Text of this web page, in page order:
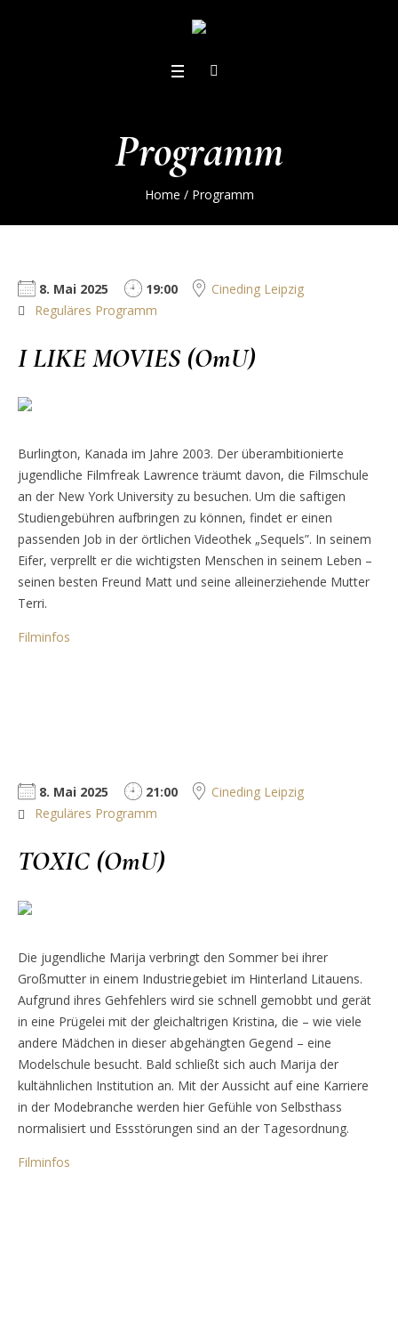
Programm
Home / Programm
8. Mai 2025 19:00
Cineding Leipzig
Reguläres Programm
I LIKE MOVIES (OmU)
Burlington, Kanada im Jahre 2003. Der überambitionierte
jugendliche Filmfreak Lawrence träumt davon, die Filmschule
an der New York University zu besuchen. Um die saftigen
Studiengebühren aufbringen zu können, findet er einen
passenden Job in der örtlichen Videothek „Sequels”. In seinem
Eifer, verprellt er die wichtigsten Menschen in seinem Leben –
seinen besten Freund Matt und seine alleinerziehende Mutter
Terri.
Filminfos
8. Mai 2025 21:00
Cineding Leipzig
Reguläres Programm
TOXIC (OmU)
Die jugendliche Marija verbringt den Sommer bei ihrer
Großmutter in einem Industriegebiet im Hinterland Litauens.
Aufgrund ihres Gehfehlers wird sie schnell gemobbt und gerät
in eine Prügelei mit der gleichaltrigen Kristina, die – wie viele
andere Mädchen in dieser abgehängten Gegend – eine
Modelschule besucht. Bald schließt sich auch Marija der
kultähnlichen Institution an. Mit der Aussicht auf eine Karriere
in der Modebranche werden hier Gefühle von Selbsthass
normalisiert und Essstörungen sind an der Tagesordnung.
Filminfos